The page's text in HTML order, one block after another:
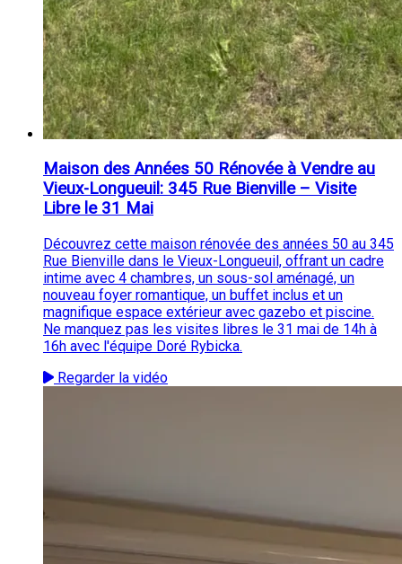
Maison des Années 50 Rénovée à Vendre au
Vieux-Longueuil: 345 Rue Bienville – Visite
Libre le 31 Mai
Découvrez cette maison rénovée des années 50 au 345
Rue Bienville dans le Vieux-Longueuil, offrant un cadre
intime avec 4 chambres, un sous-sol aménagé, un
nouveau foyer romantique, un buffet inclus et un
magnifique espace extérieur avec gazebo et piscine.
Ne manquez pas les visites libres le 31 mai de 14h à
16h avec l'équipe Doré Rybicka.
Regarder la vidéo